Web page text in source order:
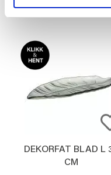
Vis mer
DEKORFAT BLAD L
CM